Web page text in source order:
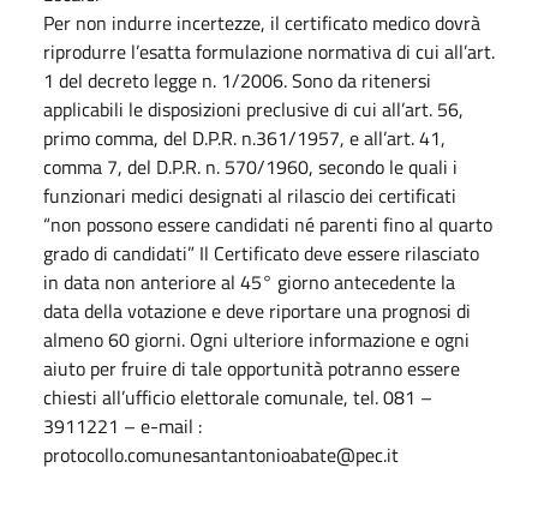
Per non indurre incertezze, il certificato medico dovrà
riprodurre l’esatta formulazione normativa di cui all’art.
1 del decreto legge n. 1/2006. Sono da ritenersi
applicabili le disposizioni preclusive di cui all’art. 56,
primo comma, del D.P.R. n.361/1957, e all’art. 41,
comma 7, del D.P.R. n. 570/1960, secondo le quali i
funzionari medici designati al rilascio dei certificati
“non possono essere candidati né parenti fino al quarto
grado di candidati” Il Certificato deve essere rilasciato
in data non anteriore al 45° giorno antecedente la
data della votazione e deve riportare una prognosi di
almeno 60 giorni. Ogni ulteriore informazione e ogni
aiuto per fruire di tale opportunità potranno essere
chiesti all’ufficio elettorale comunale, tel. 081 –
3911221 – e-mail :
protocollo.comunesantantonioabate@pec.it